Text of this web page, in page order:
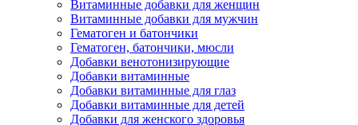
Витаминные добавки для женщин
Витаминные добавки для мужчин
Гематоген и батончики
Гематоген, батончики, мюсли
Добавки венотонизирующие
Добавки витаминные
Добавки витаминные для глаз
Добавки витаминные для детей
Добавки для женского здоровья